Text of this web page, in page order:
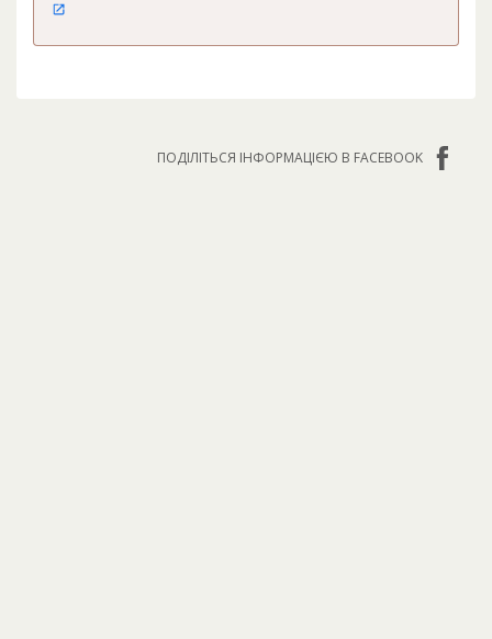
ПОДІЛІТЬСЯ ІНФОРМАЦІЄЮ В FACEBOOK